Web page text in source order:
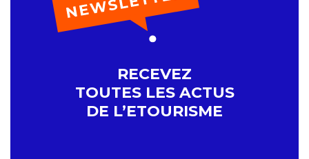
RECEVEZ
TOUTES LES ACTUS
DE L’ETOURISME